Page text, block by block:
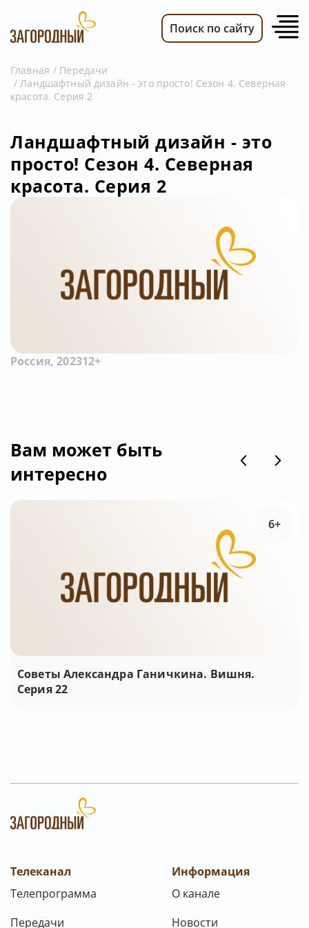
ВИДЕО
ПЕРЕДАЧИ
ТЕЛЕПРОГРАММА
РЕКЛАМОДАТЕЛЯМ
Поиск по сайту
Главная
Передачи
Ландшафтный дизайн - это просто! Сезон 4. Северная
красота. Серия 2
Ландшафтный дизайн - это
просто! Сезон 4. Северная
красота. Серия 2
Россия, 202312+
Вам может быть
интересно
Советы Александра Ганичкина. Вишня.
Серия 22
6+
Телеканал
Телепрограмма
Передачи
Информация
О канале
Новости